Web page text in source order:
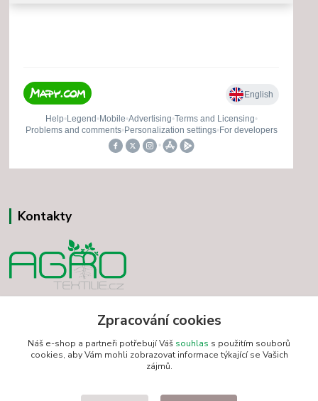
Kontakty
+420 731 501 234
minarvbv@seznam.cz
Zpracování cookies
Náš e-shop a partneři potřebují Váš souhlas s použitím souborů
cookies, aby Vám mohli zobrazovat informace týkající se Vašich
zájmů.